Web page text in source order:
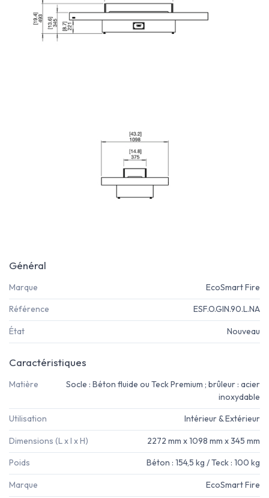
Général
Marque EcoSmart Fire
Référence ESF.O.GIN.90.L.NA
État Nouveau
Caractéristiques
Matière
Socle : Béton fluide ou Teck Premium ; brûleur : acier
inoxydable
Utilisation Intérieur & Extérieur
Dimensions (L x l x H) 2272 mm x 1098 mm x 345 mm
Poids Béton : 154,5 kg / Teck : 100 kg
Marque EcoSmart Fire